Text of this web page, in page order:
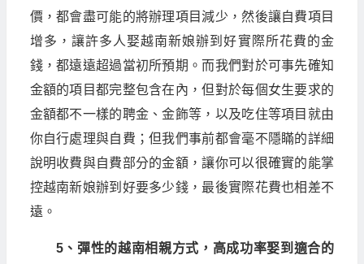
價，都會盡可能的將辦理項目減少，然後讓自費項目
增多，讓許多人娶越南新娘辦到好實際所花費的金
錢，都遠遠超過當初所預期。而我們對於可事先確知
金額的項目都完整包含在內，但對於每個女生要求的
金額都不一樣的聘金、金飾等，以及吃住等項目就由
你自行處理與自費；但我們事前都會毫不隱瞞的詳細
說明收費與自費部分的金額，讓你可以很確實的能掌
控越南新娘辦到好要多少錢，最後實際花費也相差不
遠。
5、彈性的越南相親方式，高成功率娶到適合的